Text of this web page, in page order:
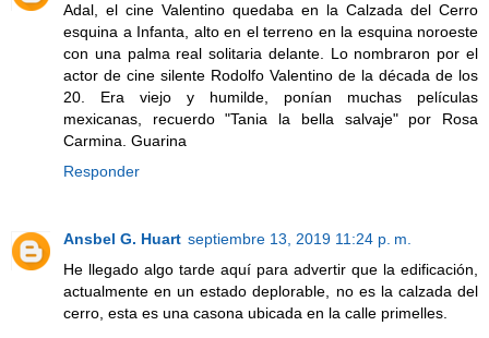
Adal, el cine Valentino quedaba en la Calzada del Cerro
esquina a Infanta, alto en el terreno en la esquina noroeste
con una palma real solitaria delante. Lo nombraron por el
actor de cine silente Rodolfo Valentino de la década de los
20. Era viejo y humilde, ponían muchas películas
mexicanas, recuerdo "Tania la bella salvaje" por Rosa
Carmina. Guarina
Responder
Ansbel G. Huart septiembre 13, 2019 11:24 p. m.
He llegado algo tarde aquí para advertir que la edificación,
actualmente en un estado deplorable, no es la calzada del
cerro, esta es una casona ubicada en la calle primelles.